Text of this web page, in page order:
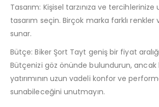
Tasarım: Kişisel tarzınıza ve
tasarım seçin. Birçok marka farklı renkler
sunar.
Bütçe: Biker Şort Tayt geniş bir fiyat
Bütçenizi göz önünde bulundurun,
yatırımının uzun vadeli konfor ve
sunabileceğini unutmayın.